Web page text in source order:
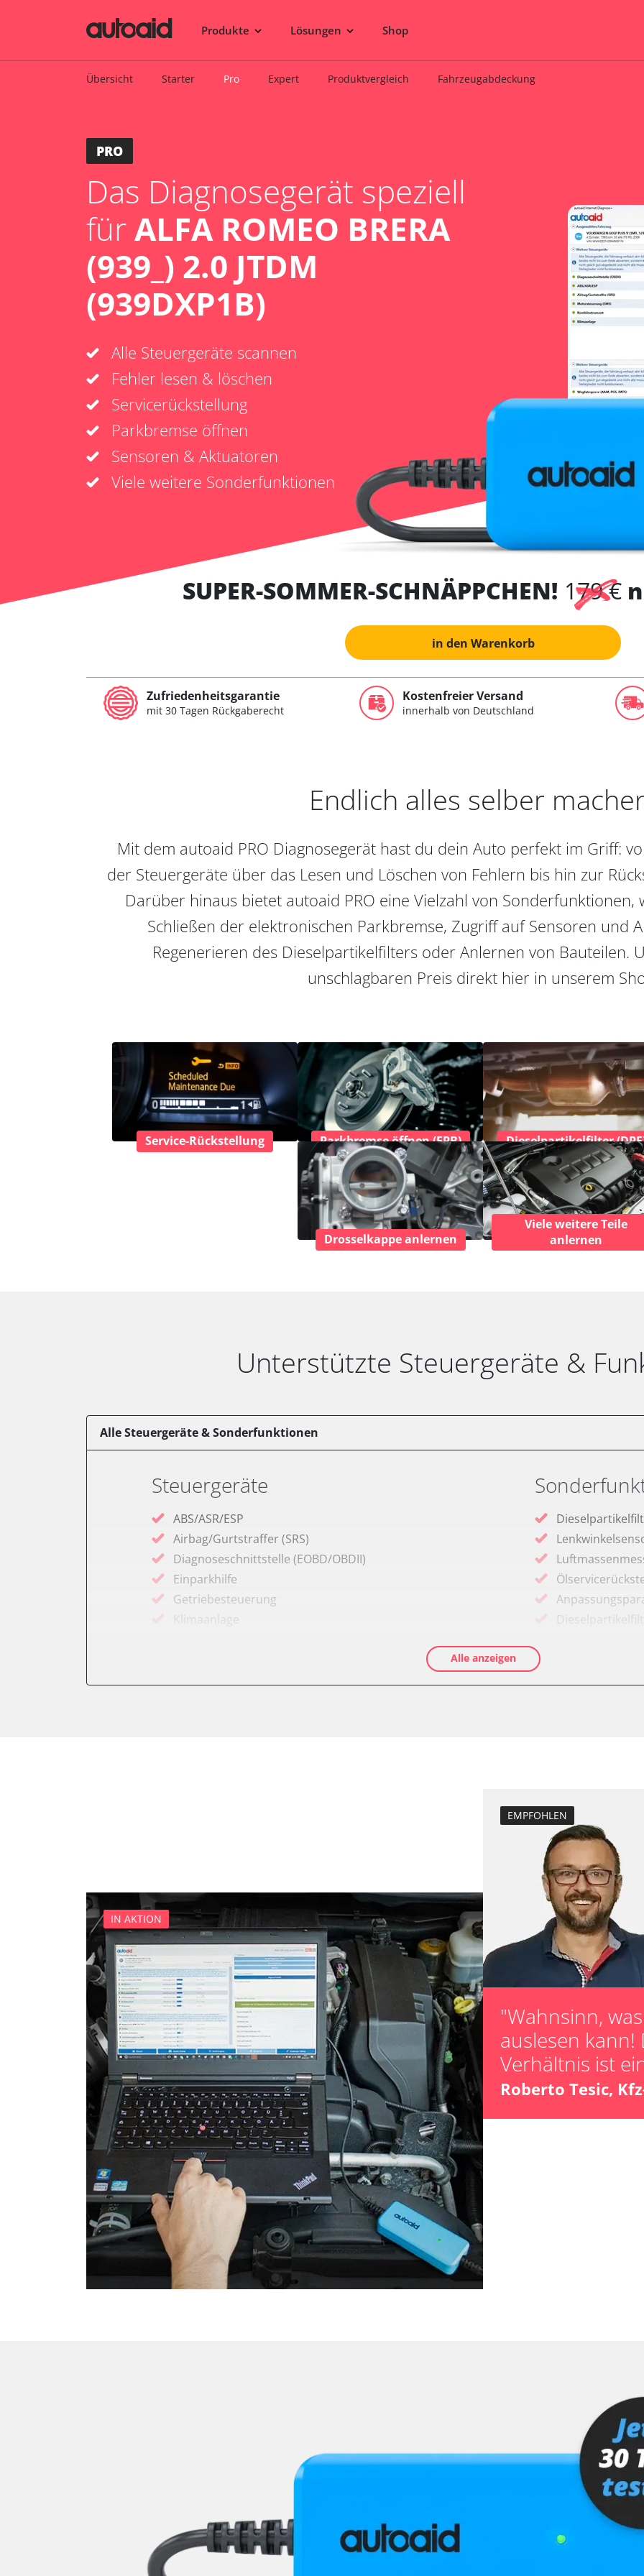
Produkte Lösungen Shop
Übersicht Starter Pro Expert Produktvergleich Fahrzeugabdeckung
PRO
Das Diagnosegerät speziell
fürALFA ROMEO BRERA
(939_) 2.0 JTDM
(939DXP1B)
Alle Steuergeräte scannen
Fehler lesen & löschen
Servicerückstellung
Parkbremse öffnen
Sensoren & Aktuatoren
Viele weitere Sonderfunktionen
SUPER-SOMMER-SCHNÄPPCHEN! 179 €
in den Warenkorb
Zufriedenheitsgarantie
mit 30 Tagen Rückgaberecht
Kostenfreier Versand
innerhalb von Deutschland
Endlich alles selber
Mit dem autoaid PRO Diagnosegerät hast du dein Auto perfekt im Griff:
der Steuergeräte über das Lesen und Löschen von Fehlern bis hin zur
Darüber hinaus bietet autoaid PRO eine Vielzahl von Sonderfunktionen,
Schließen der elektronischen Parkbremse, Zugriff auf Sensoren und
Regenerieren des Dieselpartikelfilters oder Anlernen von Bauteilen.
unschlagbaren Preis direkt hier in unserem
Service-Rückstellung Parkbremse öffnen (EPB) Dieselpartikelfilter
Drosselkappe anlernen
Viele weitere Teile
anlernen
Unterstützte Steuergeräte &
Alle Steuergeräte & Sonderfunktionen
Steuergeräte
ABS/ASR/ESP
Airbag/Gurtstraffer (SRS)
Diagnoseschnittstelle (EOBD/OBDII)
Einparkhilfe
Getriebesteuerung
Klimaanlage
Verfügbarkeit abhängig von Modell, Motorisierung, Ausstattung und Konfiguration
Alle anzeigen
IN AKTION
EMPFOHLEN
"Wahnsinn,
auslesen kann!
Verhältnis ist
Roberto Tesic,